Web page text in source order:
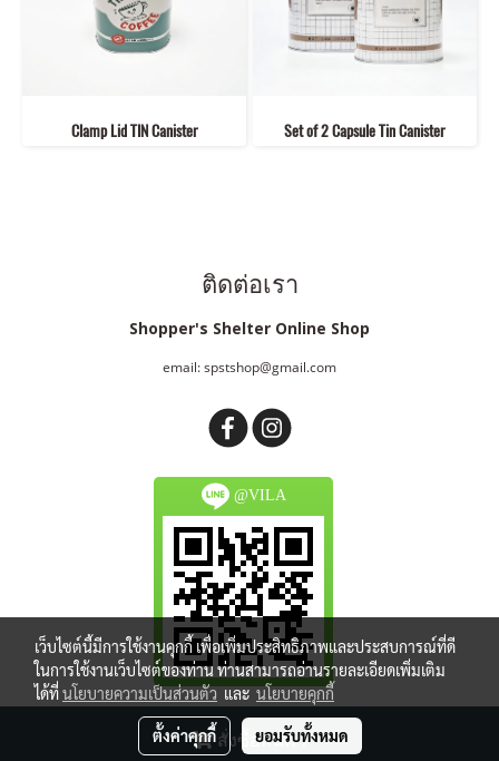
สั่งซื้อสินค้า
Clamp Lid TIN Canister Set of 2 Capsule Tin Canister
ติดต่อเรา
Shopper's Shelter Online Shop
email: spstshop@gmail.com
@VILA
Copy right by spstshop.com
เว็บไซต์นี้มีการใช้งานคุกกี้ เพื่อเพิ่มประสิทธิภาพและประสบการณ์ที่ดี
ในการใช้งานเว็บไซต์ของท่าน ท่านสามารถอ่านรายละเอียดเพิ่มเติม
ได้ที่นโยบายความเป็นส่วนตัวและนโยบายคุกกี้
ตั้งค่าคุกกี้ ยอมรับทั้งหมด